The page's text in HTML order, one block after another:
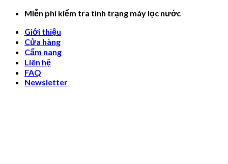
Skip
content
Miễn phí kiểm tra tình trạng máy lọc nước
Giới thiệu
Cửa hàng
Cẩm nang
Liên hệ
FAQ
Newsletter